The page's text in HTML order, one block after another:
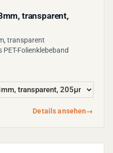
transparent,
transparent
Folienklebeband
Details ansehen→